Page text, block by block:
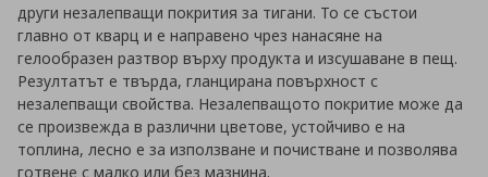
други незалепващи покрития за тигани. То се състои
главно от кварц и е направено чрез нанасяне на
гелообразен разтвор върху продукта и изсушаване в пещ.
Резултатът е твърда, гланцирана повърхност с
незалепващи свойства. Незалепващото покритие може да
се произвежда в различни цветове, устойчиво е на
топлина, лесно е за използване и почистване и позволява
готвене с малко или без мазнина.